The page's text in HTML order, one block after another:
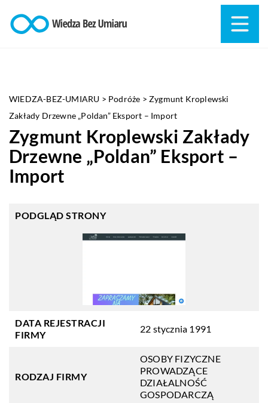
WIEDZA-BEZ-UMIARU > Podróże >Zygmunt Kroplewski
Zakłady Drzewne „Poldan” Eksport – Import
Zygmunt Kroplewski Zakłady
Drzewne „Poldan” Eksport –
Import
PODGLĄD STRONY
DATA REJESTRACJI
FIRMY
22 stycznia 1991
RODZAJ FIRMY
OSOBY FIZYCZNE
PROWADZĄCE
DZIAŁALNOŚĆ
GOSPODARCZĄ